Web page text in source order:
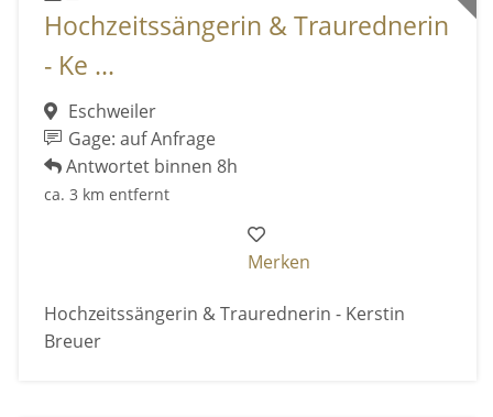
Hochzeitssängerin & Traurednerin
- Ke ...
Eschweiler
Gage: auf Anfrage
Antwortet binnen 8h
ca. 3 km entfernt
Merken
Hochzeitssängerin & Traurednerin - Kerstin
Breuer